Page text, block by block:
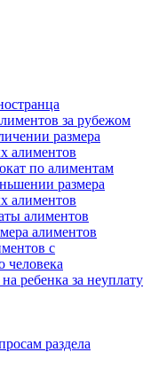
за рубежом
размера
алиментов
по алиментам
размера
алиментов
алиментов
алиментов
с
человека
ребенка за неуплату
раздела